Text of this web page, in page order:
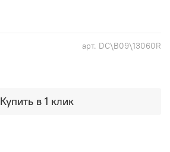
арт. DC\B09\13060R
Купить в 1 клик